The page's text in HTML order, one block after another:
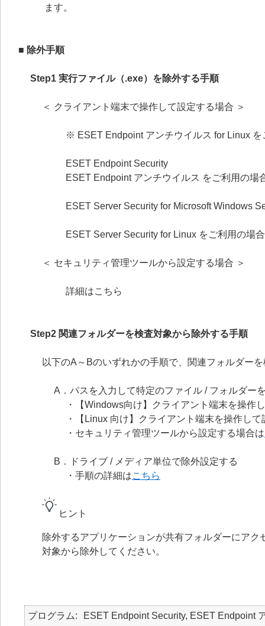
ます。
■ 除外手順
Step1 実行ファイル（.exe）を除外する手順
＜ クライアント端末で操作して設定する場合 ＞
※ ESET Endpoint アンチウイルス for Linux
ESET Endpoint Security
ESET Endpoint アンチウイルス をご利用の場
ESET Server Security for Microsoft Windows
ESET Server Security for Linux をご利用の場合
＜ セキュリティ管理ツールから設定する場合 ＞
詳細はこちら
Step2 関連フォルダーを検査対象から除外する手順
以下のA～Bのいずれかの手順で、関連フォルダー
A．パスを入力して特定のファイル / フォルダー
・【Windows向け】クライアント端末を操作
・【Linux 向け】クライアント端末を操作し
・セキュリティ管理ツールから設定する場合は
B．ドライブ / メディア単位で除外設定する
・手順の詳細はこちら
ヒント
除外するアプリケーションが共有フォルダーにア
対象から除外してください。
プログラム
ESET Endpoint Security, ESET Endpoint